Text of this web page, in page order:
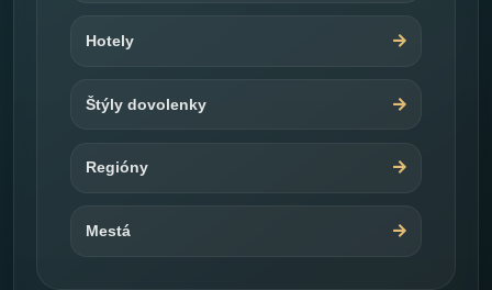
Hotely
Štýly dovolenky
Regióny
Mestá